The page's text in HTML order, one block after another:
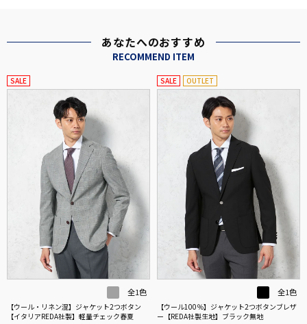
あなたへのおすすめ
RECOMMEND ITEM
SALE
全1色
【ウール・リネン混】ジャケット2つボタン
【イタリアREDA社製】軽量チェック春夏
SALE OUTLET
全1色
【ウール100％】ジャケット2つボタンブレザ
ー【REDA社製生地】ブラック無地